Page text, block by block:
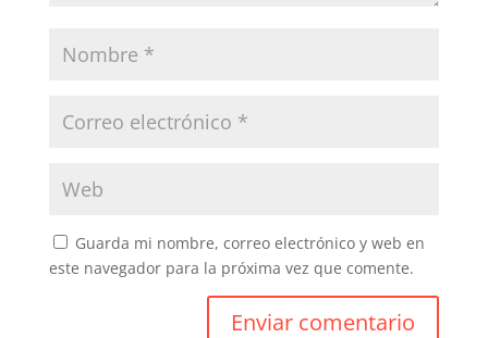
Guarda mi nombre, correo electrónico y web en
este navegador para la próxima vez que comente.